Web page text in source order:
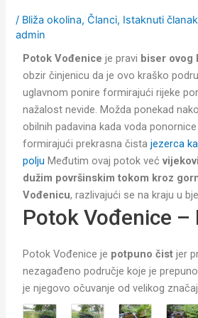
/ Bliža okolina,Članci, Istaknuti članak
admin
Potok Vođenice je pravi biser ovog
obzir činjenicu da je ovo kraško
uglavnom ponire formirajući rijeke
nažalost nevide. Možda ponekad
obilnih padavina kada voda
formirajući prekrasna čistajezerca
polju Međutim ovaj potok već
dužim površinskim tokom kroz
Vođenicu, razlivajući se na kraju u
Potok Vođenice –
Potok Vođenice je potpuno čist jer
nezagađeno područje koje je
je njegovo očuvanje od velikog